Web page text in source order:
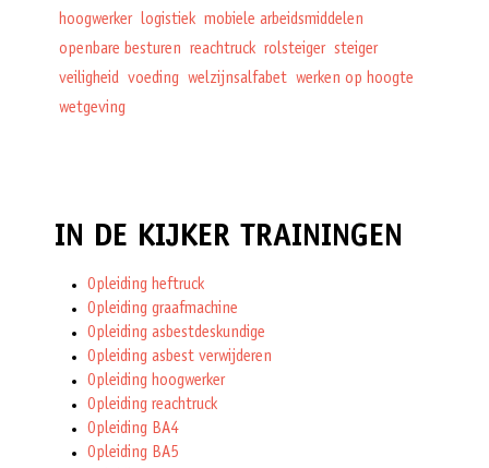
hoogwerker logistiek mobiele arbeidsmiddelen
openbare besturen reachtruck rolsteiger steiger
veiligheid voeding welzijnsalfabet werken op hoogte
wetgeving
IN DE KIJKER TRAININGEN
Opleiding heftruck
Opleiding graafmachine
Opleiding asbestdeskundige
Opleiding asbest verwijderen
Opleiding hoogwerker
Opleiding reachtruck
Opleiding BA4
Opleiding BA5